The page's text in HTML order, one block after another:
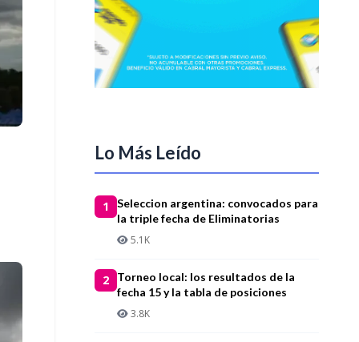
Lo Más Leído
1
Seleccion argentina: convocados para
la triple fecha de Eliminatorias
5.1K
2
Torneo local: los resultados de la
fecha 15 y la tabla de posiciones
3.8K